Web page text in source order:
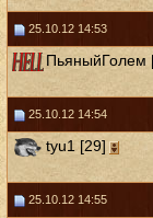
25.10.12 14:53
ПьяныйГолем
25.10.12 14:54
tyu1 [29]
25.10.12 14:55